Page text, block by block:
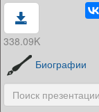
338.09K
Биографии